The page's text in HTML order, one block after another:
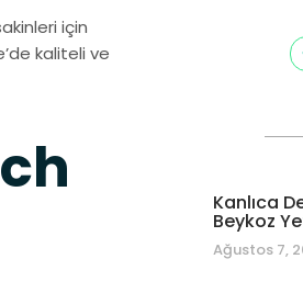
için
kaliteli ve
Kanlıca
Beykoz
Ağustos 7,